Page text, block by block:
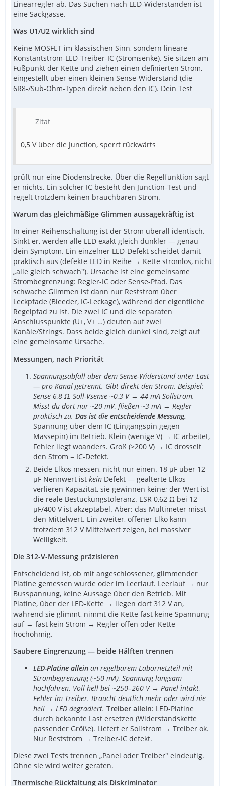
Linearregler ab. Das Suchen nach LED-Widerständen ist
eine Sackgasse.
Was U1/U2 wirklich sind
Keine MOSFET im klassischen Sinn, sondern lineare
Konstantstrom-LED-Treiber-IC (Stromsenke). Sie sitzen am
Fußpunkt der Kette und ziehen einen definierten Strom,
eingestellt über einen kleinen Sense-Widerstand (die
6R8-/Sub-Ohm-Typen direkt neben den IC). Dein Test
Zitat
0,5 V über die Junction, sperrt rückwärts
prüft nur eine Diodenstrecke. Über die Regelfunktion sagt
er nichts. Ein solcher IC besteht den Junction-Test und
regelt trotzdem keinen brauchbaren Strom.
Warum das gleichmäßige Glimmen aussagekräftig ist
In einer Reihenschaltung ist der Strom überall identisch.
Sinkt er, werden alle LED exakt gleich dunkler — genau
dein Symptom. Ein einzelner LED-Defekt scheidet damit
praktisch aus (defekte LED in Reihe → Kette stromlos, nicht
„alle gleich schwach"). Ursache ist eine gemeinsame
Strombegrenzung: Regler-IC oder Sense-Pfad. Das
schwache Glimmen ist dann nur Reststrom über
Leckpfade (Bleeder, IC-Leckage), während der eigentliche
Regelpfad zu ist. Die zwei IC und die separaten
Anschlusspunkte (U+, V+ …) deuten auf zwei
Kanäle/Strings. Dass beide gleich dunkel sind, zeigt auf
eine gemeinsame Ursache.
Messungen, nach Priorität
Spannungsabfall über dem Sense-Widerstand unter Last
— pro Kanal getrennt. Gibt direkt den Strom. Beispiel:
Sense 6,8 Ω, Soll-Vsense ~0,3 V → 44 mA Sollstrom.
Misst du dort nur ~20 mV, fließen ~3 mA → Regler
praktisch zu. Das ist die entscheidende Messung.
Spannung über dem IC (Eingangspin gegen
Massepin) im Betrieb. Klein (wenige V) → IC arbeitet,
Fehler liegt woanders. Groß (>200 V) → IC drosselt
den Strom = IC-Defekt.
Beide Elkos messen, nicht nur einen. 18 µF über 12
µF Nennwert ist kein Defekt — gealterte Elkos
verlieren Kapazität, sie gewinnen keine; der Wert ist
die reale Bestückungstoleranz. ESR 0,62 Ω bei 12
µF/400 V ist akzeptabel. Aber: das Multimeter misst
den Mittelwert. Ein zweiter, offener Elko kann
trotzdem 312 V Mittelwert zeigen, bei massiver
Welligkeit.
Die 312-V-Messung präzisieren
Entscheidend ist, ob mit angeschlossener, glimmender
Platine gemessen wurde oder im Leerlauf. Leerlauf → nur
Busspannung, keine Aussage über den Betrieb. Mit
Platine, über der LED-Kette → liegen dort 312 V an,
während sie glimmt, nimmt die Kette fast keine Spannung
auf → fast kein Strom → Regler offen oder Kette
hochohmig.
Saubere Eingrenzung — beide Hälften trennen
LED-Platine allein an regelbarem Labornetzteil mit
Strombegrenzung (~50 mA), Spannung langsam
hochfahren. Voll hell bei ~250–260 V → Panel intakt,
Fehler im Treiber. Braucht deutlich mehr oder wird nie
hell → LED degradiert. Treiber allein: LED-Platine
durch bekannte Last ersetzen (Widerstandskette
passender Größe). Liefert er Sollstrom → Treiber ok.
Nur Reststrom → Treiber-IC defekt.
Diese zwei Tests trennen „Panel oder Treiber" eindeutig.
Ohne sie wird weiter geraten.
Thermische Rückfaltung als Diskriminator